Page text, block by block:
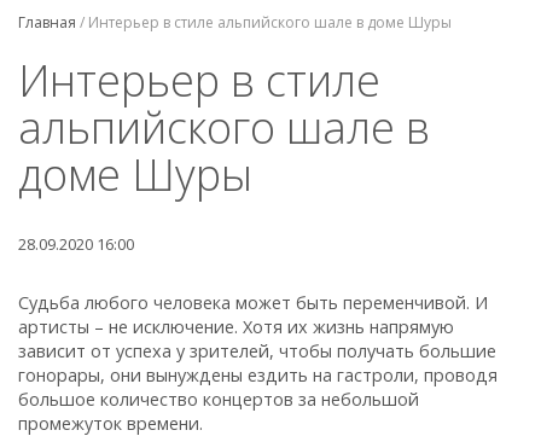
Главная / Интерьер в стиле альпийского шале в доме Шуры
Интерьер в стиле
альпийского шале в
доме Шуры
28.09.2020 16:00
Судьба любого человека может быть переменчивой. И
артисты – не исключение. Хотя их жизнь напрямую
зависит от успеха у зрителей, чтобы получать большие
гонорары, они вынуждены ездить на гастроли, проводя
большое количество концертов за небольшой
промежуток времени.